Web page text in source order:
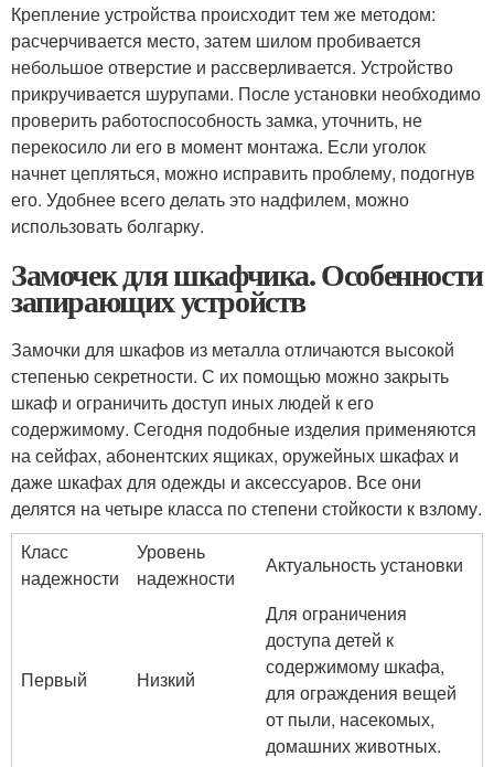
Крепление устройства происходит тем же методом:
расчерчивается место, затем шилом пробивается
небольшое отверстие и рассверливается. Устройство
прикручивается шурупами. После установки необходимо
проверить работоспособность замка, уточнить, не
перекосило ли его в момент монтажа. Если уголок
начнет цепляться, можно исправить проблему, подогнув
его. Удобнее всего делать это надфилем, можно
использовать болгарку.
Замочек для шкафчика. Особенности
запирающих устройств
Замочки для шкафов из металла отличаются высокой
степенью секретности. С их помощью можно закрыть
шкаф и ограничить доступ иных людей к его
содержимому. Сегодня подобные изделия применяются
на сейфах, абонентских ящиках, оружейных шкафах и
даже шкафах для одежды и аксессуаров. Все они
делятся на четыре класса по степени стойкости к взлому.
Класс
надежности
Уровень
надежности
Актуальность установки
Первый Низкий
Для ограничения
доступа детей к
содержимому шкафа,
для ограждения вещей
от пыли, насекомых,
домашних животных.